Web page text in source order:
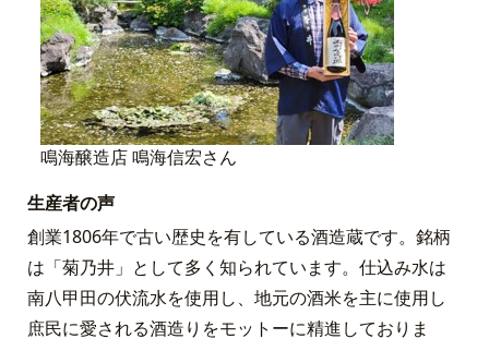
鳴海醸造店 鳴海信宏さん
生産者の声
創業1806年で古い歴史を有している酒造蔵です。銘柄
は「菊乃井」として多く知られています。仕込み水は
南八甲田の伏流水を使用し、地元の酒米を主に使用し
庶民に愛される酒造りをモットーに精進しておりま